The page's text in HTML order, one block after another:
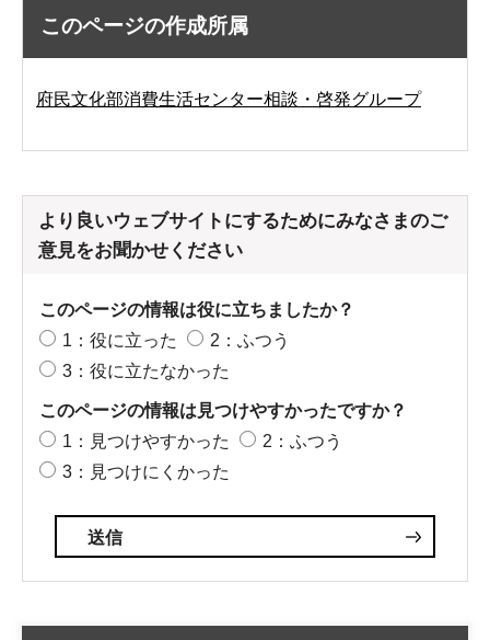
このページの作成所属
府民文化部消費生活センター相談・啓発グループ
より良いウェブサイトにするためにみなさまのご
意見をお聞かせください
このページの情報は役に立ちましたか？
1：役に立った
2：ふつう
3：役に立たなかった
このページの情報は見つけやすかったですか？
1：見つけやすかった
2：ふつう
3：見つけにくかった